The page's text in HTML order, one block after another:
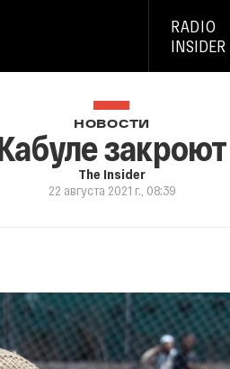
RADIO
INSIDER
НОВОСТИ
The Insider
22 августа 2021 г., 08:39